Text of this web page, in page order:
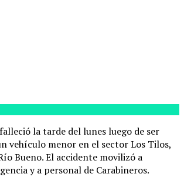
la tarde del lunes luego de ser
vehículo menor en el sector Los Tilos,
Bueno. El accidente movilizó a
y a personal de Carabineros.